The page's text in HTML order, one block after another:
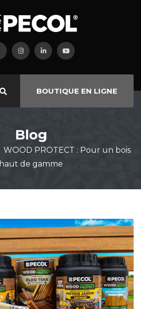
BOUTIQUE EN LIGNE
Blog
WOOD PROTECT : Pour un bois
haut de gamme